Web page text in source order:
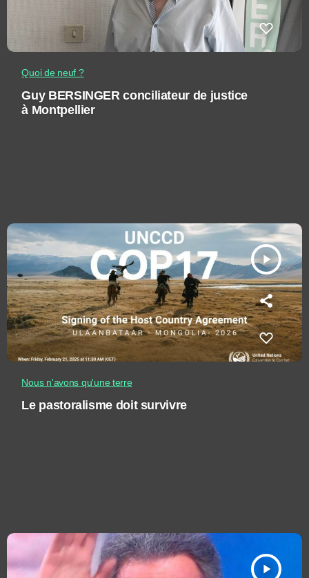
Quoi de neuf ?
Guy BERSINGER conciliateur de justice
à Montpellier
play_arrow
Nous n'avons qu'une terre
Le pastoralisme doit survivre
play_arrow